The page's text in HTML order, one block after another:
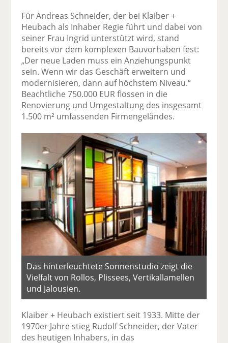
Für Andreas Schneider, der bei Klaiber +
Heubach als Inhaber Regie führt und dabei von
seiner Frau Ingrid unterstützt wird, stand
bereits vor dem komplexen Bauvorhaben fest:
„Der neue Laden muss ein Anziehungspunkt
sein. Wenn wir das Geschäft erweitern und
modernisieren, dann auf höchstem Niveau.“
Beachtliche 750.000 EUR flossen in die
Renovierung und Umgestaltung des insgesamt
1.500 m² umfassenden Firmengeländes.
Das hinterleuchtete Sonnenstudio zeigt die
Vielfalt von Rollos, Plissees, Vertikallamellen
und Jalousien.
Klaiber + Heubach existiert seit 1933. Mitte der
1970er Jahre stieg Rudolf Schneider, der Vater
des heutigen Inhabers, in das